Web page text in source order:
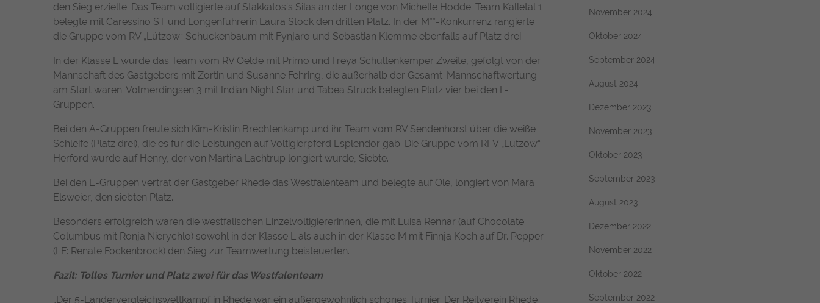
November 2024
Oktober 2024
September 2024
August 2024
Dezember 2023
November 2023
Oktober 2023
September 2023
August 2023
Dezember 2022
November 2022
Oktober 2022
September 2022
den Sieg erzielte. Das Team voltigierte auf Stakkatos’s Silas an der Longe von Michelle Hodde. Team Kalletal 1
belegte mit Caressino ST und Longenführerin Laura Stock den dritten Platz. In der M**-Konkurrenz rangierte
die Gruppe vom RV „Lützow“ Schuckenbaum mit Fynjaro und Sebastian Klemme ebenfalls auf Platz drei.
In der Klasse L wurde das Team vom RV Oelde mit Primo und Freya Schultenkemper Zweite, gefolgt von der
Mannschaft des Gastgebers mit Zortin und Susanne Fehring, die außerhalb der Gesamt-Mannschaftwertung
am Start waren. Volmerdingsen 3 mit Indian Night Star und Tabea Struck belegten Platz vier bei den L-
Gruppen.
Bei den A-Gruppen freute sich Kim-Kristin Brechtenkamp und ihr Team vom RV Sendenhorst über die weiße
Schleife (Platz drei), die es für die Leistungen auf Voltigierpferd Esplendor gab. Die Gruppe vom RFV „Lützow“
Herford wurde auf Henry, der von Martina Lachtrup longiert wurde, Siebte.
Bei den E-Gruppen vertrat der Gastgeber Rhede das Westfalenteam und belegte auf Ole, longiert von Mara
Elsweier, den siebten Platz.
Besonders erfolgreich waren die westfälischen Einzelvoltigiererinnen, die mit Luisa Rennar (auf Chocolate
Columbus mit Ronja Nierychlo) sowohl in der Klasse L als auch in der Klasse M mit Finnja Koch auf Dr. Pepper
(LF: Renate Fockenbrock) den Sieg zur Teamwertung beisteuerten.
Fazit: Tolles Turnier und Platz zwei für das Westfalenteam
„Der 5-Ländervergleichswettkampf in Rhede war ein außergewöhnlich schönes Turnier. Der Reitverein Rhede
Zweck
Enthält die gewählten Tracking-Optin-
Einstellungen.
Name _pk_ses, _pk_cvar, _pk_hsr
Laufzeit 30 Minuten
Sitzung nachzuverfolgen.
Name chatbase_anon_id
Anbieter Chatbase (https://www.chatbase.co)
Laufzeit Session
Chatbots, indem er anonymisierte Daten
den Service für alle Nutzer optimal zu
Cookie-Informationen anzeigen
Externe Inhalte
Videos, Karten), die auf anderen Webseiten (YouTube, Google
Maps) veröffentlicht sind, auch auf unserer Webseite anzuzeigen
und wiederzugeben.
Anbieter
Google Ireland Limited, Gordon House, Barrow
Street, Dublin 4, Ireland
Laufzeit 1 Jahr
Zweck
entsperren.
https://policies.google.com/privacy